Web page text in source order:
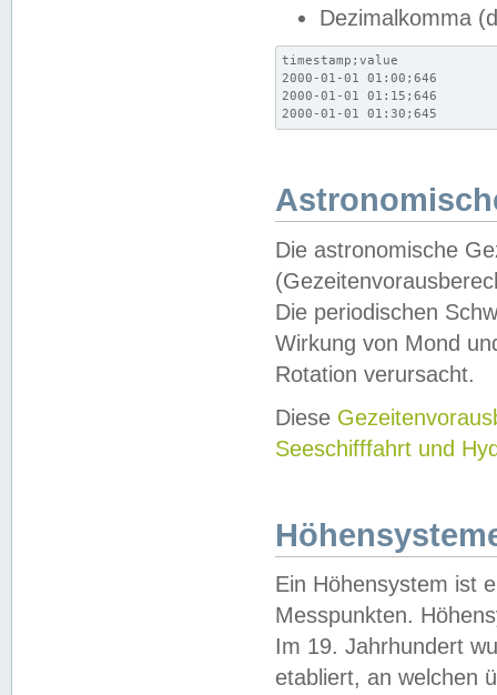
Dezimalkomma
timestamp;value
2000-01-01 01:00;646
2000-01-01 01:15;646
2000-01-01 01:30;645
Die astronomische
Die periodischen
Wirkung von Mond
Rotation verursacht.
Diese
Seeschifffahrt und
Ein Höhensystem ist
Messpunkten.
Im 19. Jahrhundert
etabliert, an welchen